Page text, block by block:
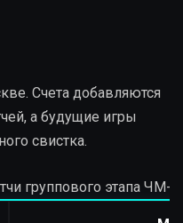
Счета добавляются
а будущие игры
свистка.
группового этапа ЧМ-